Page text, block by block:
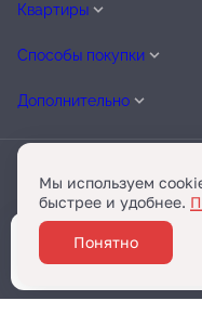
Квартиры
Способы покупки
Дополнительно
Telegram
Мы используем
быстрее и удобнее.
Понятно